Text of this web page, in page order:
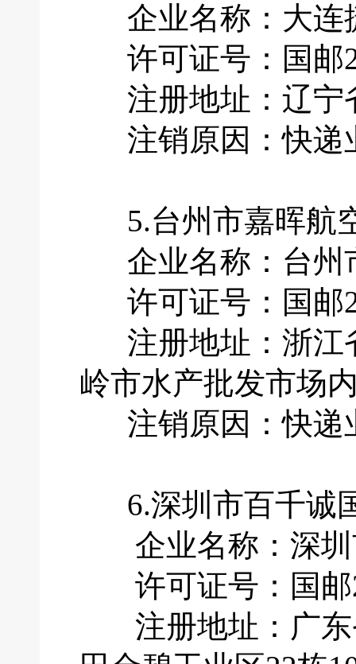
企业名称：大连
许可证号：国邮
注册地址：辽宁
注销原因：快递
5.台州市嘉晖航
企业名称：台州
许可证号：国邮
注册地址：浙江
岭市水产批发市场
注销原因：快递
6.深圳市百千诚
企业名称：深圳
许可证号：国邮
注册地址：广东